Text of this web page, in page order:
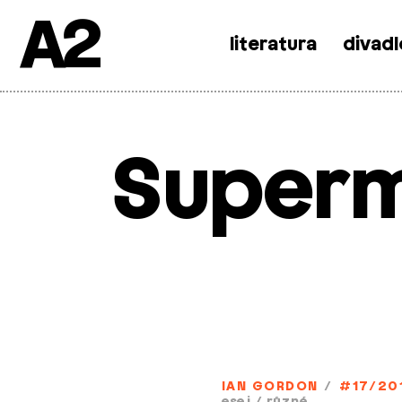
SkipA2 literatura
IAN GORDON /
#17/